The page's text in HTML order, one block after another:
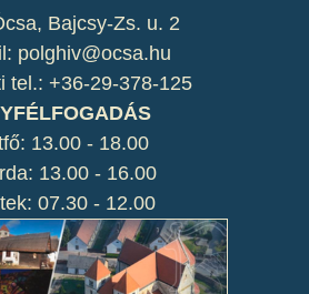
Bajcsy-Zs. u. 2
polghiv@ocsa.hu
tel.: +36-29-378-125
13.00 - 18.00
13.00 - 16.00
07.30 - 12.00